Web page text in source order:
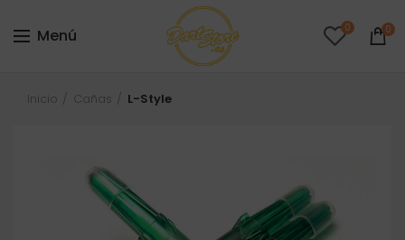
Menú 0 0
Inicio Cañas L-Style